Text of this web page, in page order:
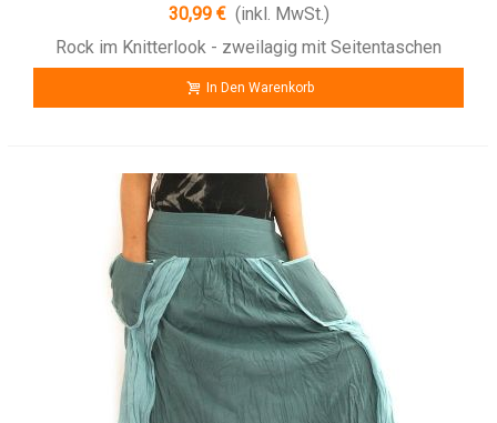
30,99 € (inkl. MwSt.)
Rock im Knitterlook - zweilagig mit Seitentaschen
In Den Warenkorb